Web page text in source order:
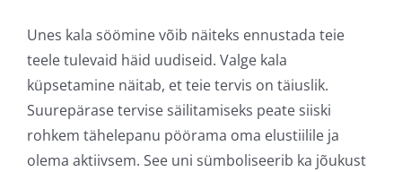
Unes kala söömine võib näiteks ennustada teie
teele tulevaid häid uudiseid. Valge kala
küpsetamine näitab, et teie tervis on täiuslik.
Suurepärase tervise säilitamiseks peate siiski
rohkem tähelepanu pöörama oma elustiilile ja
olema aktiivsem. See uni sümboliseerib ka jõukust